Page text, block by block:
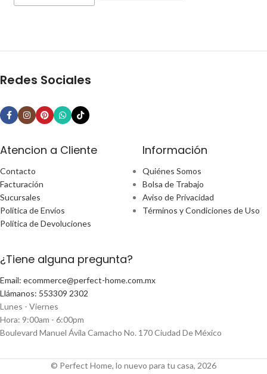
Redes Sociales
Atencion a Cliente
Contacto
Facturación
Sucursales
Política de Envíos
Política de Devoluciones
Información
Quiénes Somos
Bolsa de Trabajo
Aviso de Privacidad
Términos y Condiciones de Uso
¿Tiene alguna pregunta?
Email: ecommerce@perfect-home.com.mx
Llámanos: 553309 2302
Lunes - Viernes
Hora: 9:00am - 6:00pm
Boulevard Manuel Ávila Camacho No. 170 Ciudad De México
© Perfect Home, lo nuevo para tu casa, 2026